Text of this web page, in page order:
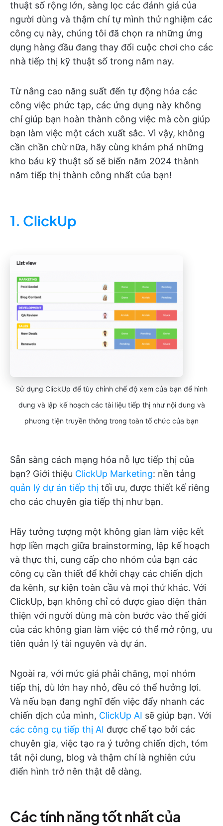
thuật số rộng lớn, sàng lọc các đánh giá của
người dùng và thậm chí tự mình thử nghiệm các
công cụ này, chúng tôi đã chọn ra những ứng
dụng hàng đầu đang thay đổi cuộc chơi cho các
nhà tiếp thị kỹ thuật số trong năm nay.
Từ nâng cao năng suất đến tự động hóa các
công việc phức tạp, các ứng dụng này không
chỉ giúp bạn hoàn thành công việc mà còn giúp
bạn làm việc một cách xuất sắc. Vì vậy, không
cần chần chừ nữa, hãy cùng khám phá những
kho báu kỹ thuật số sẽ biến năm 2024 thành
năm tiếp thị thành công nhất của bạn!
1. ClickUp
Sử dụng ClickUp để tùy chỉnh chế độ xem của bạn để hình
dung và lập kế hoạch các tài liệu tiếp thị như nội dung và
phương tiện truyền thông trong toàn tổ chức của bạn
Sẵn sàng cách mạng hóa nỗ lực tiếp thị của
bạn? Giới thiệu ClickUp Marketing: nền tảng
quản lý dự án tiếp thị tối ưu, được thiết kế riêng
cho các chuyên gia tiếp thị như bạn.
Hãy tưởng tượng một không gian làm việc kết
hợp liền mạch giữa brainstorming, lập kế hoạch
và thực thi, cung cấp cho nhóm của bạn các
công cụ cần thiết để khởi chạy các chiến dịch
đa kênh, sự kiện toàn cầu và mọi thứ khác. Với
ClickUp, bạn không chỉ có được giao diện thân
thiện với người dùng mà còn bước vào thế giới
của các không gian làm việc có thể mở rộng, ưu
tiên quản lý tài nguyên và dự án.
Ngoài ra, với mức giá phải chăng, mọi nhóm
tiếp thị, dù lớn hay nhỏ, đều có thể hưởng lợi.
Và nếu bạn đang nghĩ đến việc đẩy nhanh các
chiến dịch của mình, ClickUp AI sẽ giúp bạn. Với
các công cụ tiếp thị AI được chế tạo bởi các
chuyên gia, việc tạo ra ý tưởng chiến dịch, tóm
tắt nội dung, blog và thậm chí là nghiên cứu
điển hình trở nên thật dễ dàng.
Các tính năng tốt nhất của